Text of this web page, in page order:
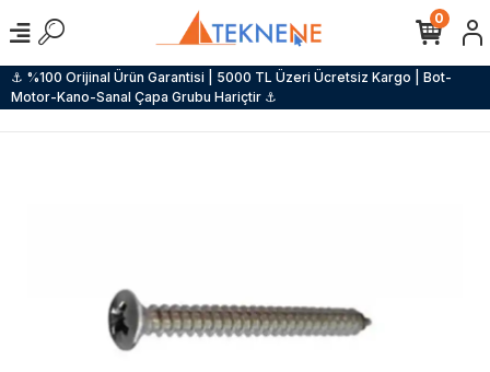
⚓ %100 Orijinal Ürün Garantisi | 5000 TL Üzeri Ücretsiz Kargo | Bot-
Motor-Kano-Sanal Çapa Grubu Hariçtir ⚓
0